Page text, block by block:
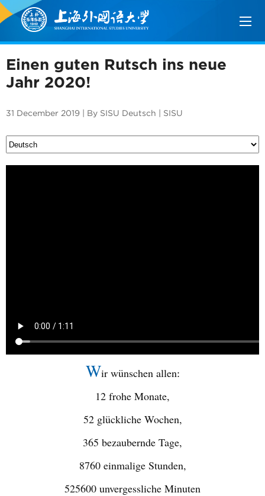
Einen guten Rutsch ins neue
Jahr 2020!
31 December 2019 | By SISU Deutsch | SISU
Wir wünschen allen:
12 frohe Monate,
52 glückliche Wochen,
365 bezaubernde Tage,
8760 einmalige Stunden,
525600 unvergessliche Minuten